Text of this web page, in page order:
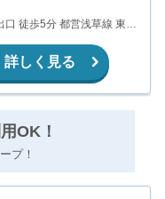
口 徒歩5分 都営浅草線 東日
歩7分
詳しく見る
OK！
プ！